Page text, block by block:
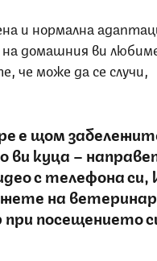
и нормална
на домашния ви
че може да се случи,
е щом
ви куца –
с телефона си,
на
при посещението